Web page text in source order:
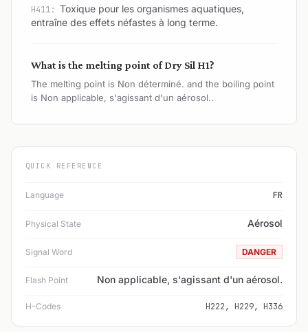
H411: Toxique pour les organismes aquatiques,
entraîne des effets néfastes à long terme.
What is the melting point of Dry Sil H1?
The melting point is Non déterminé. and the boiling point
is Non applicable, s'agissant d'un aérosol..
QUICK REFERENCE
Language FR
Physical State Aérosol
Signal Word DANGER
Flash Point Non applicable, s'agissant d'un aérosol.
H-Codes H222, H229, H336